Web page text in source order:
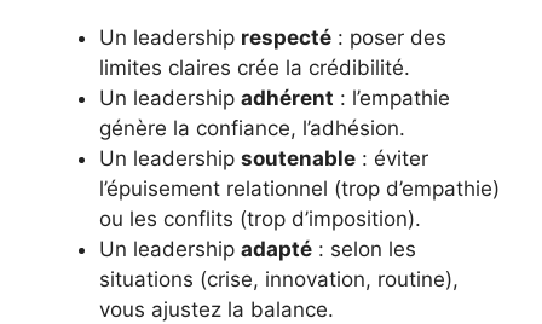
Un leadership respecté : poser des
limites claires crée la crédibilité.
Un leadership adhérent : l’empathie
génère la confiance, l’adhésion.
Un leadership soutenable : éviter
l’épuisement relationnel (trop d’empathie)
ou les conflits (trop d’imposition).
Un leadership adapté : selon les
situations (crise, innovation, routine),
vous ajustez la balance.